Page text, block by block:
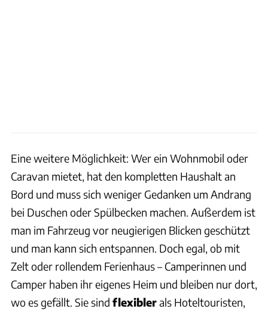
Eine weitere Möglichkeit: Wer ein Wohnmobil oder
Caravan mietet, hat den kompletten Haushalt an
Bord und muss sich weniger Gedanken um Andrang
bei Duschen oder Spülbecken machen. Außerdem ist
man im Fahrzeug vor neugierigen Blicken geschützt
und man kann sich entspannen. Doch egal, ob mit
Zelt oder rollendem Ferienhaus – Camperinnen und
Camper haben ihr eigenes Heim und bleiben nur dort,
wo es gefällt. Sie sind flexiblerals Hoteltouristen,